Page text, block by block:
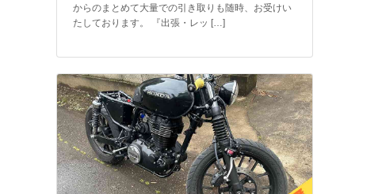
からのまとめて大量での引き取りも随時、お受けい
たしております。 『出張・レッ […]